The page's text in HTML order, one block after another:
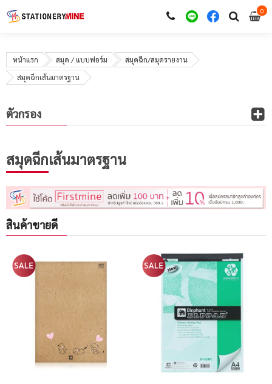
00
หน้าแรก สมุด / แบบฟอร์ม
สมุดฉีก/สมุดรายงาน
สมุดฉีกเส้นมาตรฐาน
สมุดฉีกเส้นมาตรฐาน
สินค้าขายดี
ตัวกรอง